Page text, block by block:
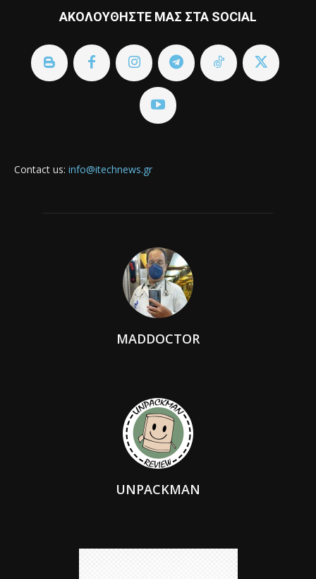
ΑΚΟΛΟΥΘΗΣΤΕ ΜΑΣ ΣΤΑ SOCIAL
Contact us: info@itechnews.gr
MADDOCTOR
UNPACKMAN